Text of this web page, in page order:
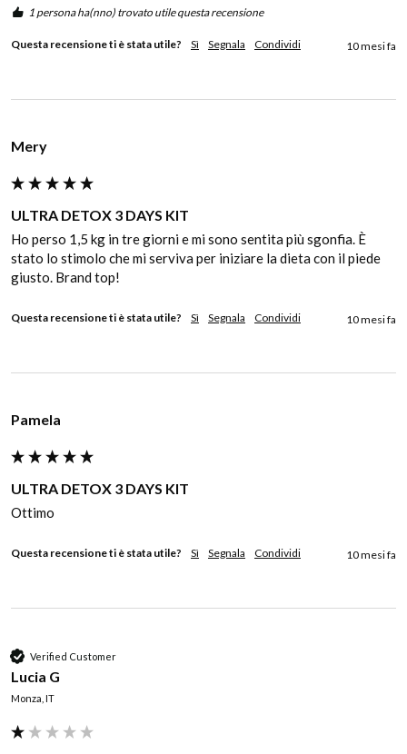
1 persona ha(nno) trovato utile questa recensione
Questa recensione ti è stata utile? Sì Segnala Condividi 10 mesi fa
Mery
ULTRA DETOX 3 DAYS KIT
Ho perso 1,5 kg in tre giorni e mi sono sentita più sgonfia. È
stato lo stimolo che mi serviva per iniziare la dieta con il piede
giusto. Brand top!
Questa recensione ti è stata utile? Sì Segnala Condividi 10 mesi fa
Pamela
ULTRA DETOX 3 DAYS KIT
Ottimo
Questa recensione ti è stata utile? Sì Segnala Condividi 10 mesi fa
Verified Customer
Lucia G
Monza, IT